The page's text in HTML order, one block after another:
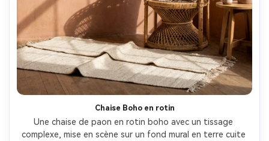
Chaise Boho en rotin
Une chaise de paon en rotin boho avec un tissage
complexe, mise en scène sur un fond mural en terre cuite